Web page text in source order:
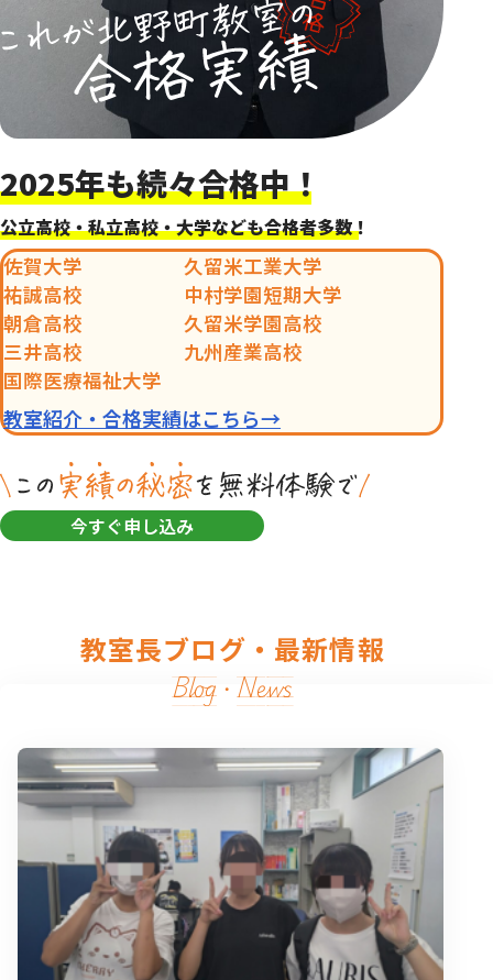
2025年も続々合格中！
公立高校・私立高校・大学なども合格者多数！
佐賀大学
久留米工業大学
祐誠高校
中村学園短期大学
朝倉高校
久留米学園高校
三井高校
九州産業高校
国際医療福祉大学
教室紹介・合格実績はこちら→
今すぐ申し込み
教室長ブログ・最新情報
Blog・News